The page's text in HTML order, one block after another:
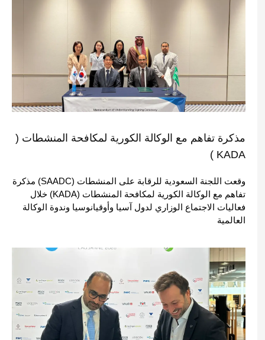
مذكرة تفاهم مع الوكالة الكورية لمكافحة المنشطات (
KADA )
وقعت اللجنة السعودية للرقابة على المنشطات (SAADC) مذكرة
تفاهم مع الوكالة الكورية لمكافحة المنشطات (KADA) خلال
فعاليات الاجتماع الوزاري لدول آسيا وأوقيانوسيا وندوة الوكالة
العالمية